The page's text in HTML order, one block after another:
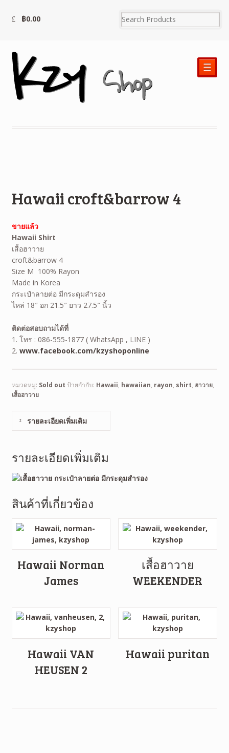
฿0.00
☰
Hawaii croft&barrow 4
ขายแล้ว
Hawaii Shirt
เสื้อฮาวาย
croft&barrow 4
Size M 100% Rayon
Made in Korea
กระเป๋าลายต่อ มีกระดุมสำรอง
ไหล่ 18″ อก 21.5″ ยาว 27.5″ นิ้ว
ติดต่อสอบถามได้ที่
1. โทร : 086-555-1877 ( WhatsApp , LINE )
2. www.facebook.com/kzyshoponline
หมวดหมู่: Sold out ป้ายกำกับ: Hawaii, hawaiian, rayon, shirt, ฮาวาย,
เสื้อฮาวาย
รายละเอียดเพิ่มเติม
รายละเอียดเพิ่มเติม
สินค้าที่เกี่ยวข้อง
Hawaii Norman
James
เสื้อฮาวาย
WEEKENDER
Hawaii VAN
HEUSEN 2
Hawaii puritan